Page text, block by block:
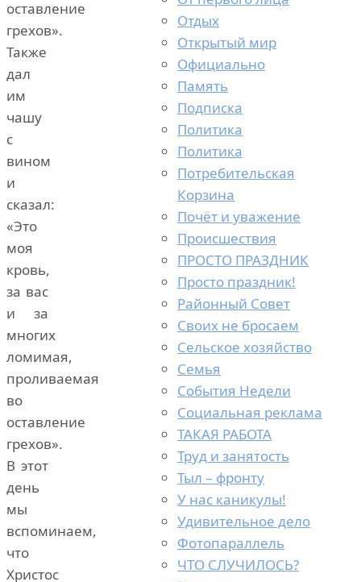
оставление
грехов».
Также
дал
им
чашу
с
вином
и
сказал:
«Это
моя
кровь,
за вас
и за
многих
ломимая,
проливаемая
во
оставление
грехов».
В этот
день
мы
вспоминаем,
что
Христос
Отдых
Открытый мир
Официально
Память
Подписка
Политика
Политика
Потребительская
Корзина
Почёт и уважение
Происшествия
ПРОСТО ПРАЗДНИК
Просто праздник!
Районный Совет
Своих не бросаем
Сельское хозяйство
Семья
События Недели
Социальная реклама
ТАКАЯ РАБОТА
Труд и занятость
Тыл – фронту
У нас каникулы!
Удивительное дело
Фотопараллель
ЧТО СЛУЧИЛОСЬ?